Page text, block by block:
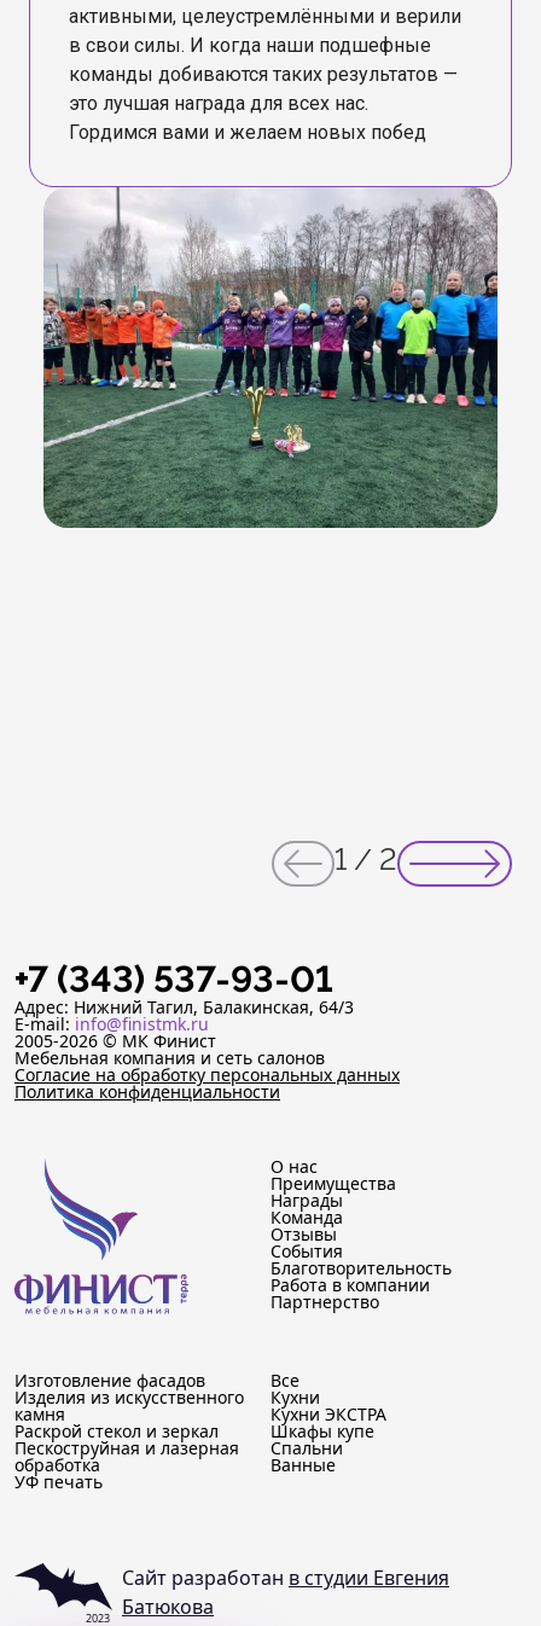
активными, целеустремлёнными и верили
в свои силы. И когда наши подшефные
команды добиваются таких результатов —
это лучшая награда для всех нас.
Гордимся вами и желаем новых побед
1 / 2
+7 (343) 537-93-01
Адрес: Нижний Тагил, Балакинская, 64/3
E-mail: info@finistmk.ru
2005-2026 © МК Финист
Мебельная компания и сеть салонов
Согласие на обработку персональных данных
Политика конфиденциальности
О нас
Преимущества
Награды
Команда
Отзывы
События
Благотворительность
Работа в компании
Партнерство
Изготовление фасадов
Изделия из искусственного
камня
Раскрой стекол и зеркал
Пескоструйная и лазерная
обработка
УФ печать
Все
Кухни
Кухни ЭКСТРА
Шкафы купе
Спальни
Ванные
2023
Сайт разработан в студии Евгения
Батюкова